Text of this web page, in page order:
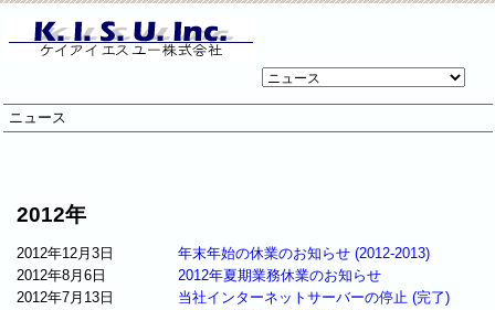
リ
ニュース
2012年
2012年12月3日
年末年始の休業のお知らせ (2012-2013)
2012年8月6日
2012年夏期業務休業のお知らせ
2012年7月13日
当社インターネットサーバーの停止 (完了)